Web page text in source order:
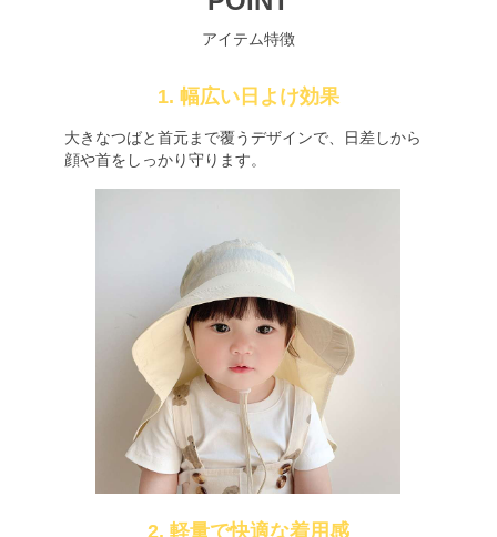
アイテム特徴
1. 幅広い日よけ効果
大きなつばと首元まで覆うデザインで、日差しから
顔や首をしっかり守ります。
2. 軽量で快適な着用感